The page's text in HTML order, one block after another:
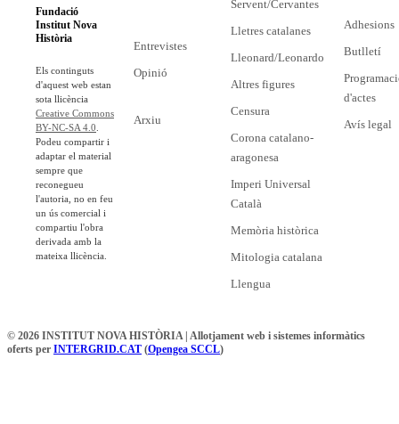
Fundació
Institut Nova
Història
Els continguts
d'aquest web estan
sota llicència
Creative Commons
BY-NC-SA 4.0
Podeu compartir i
adaptar el material
sempre que
reconegueu
l'autoria, no en feu
un ús comercial i
compartiu l'obra
derivada amb la
mateixa llicència.
Entrevistes
Opinió
Arxiu
Servent/Cervantes
Lletres catalanes
Lleonard/Leonardo
Altres figures
Censura
Corona catalano-
aragonesa
Imperi Universal
Català
Memòria històrica
Mitologia catalana
Llengua
Adhesions
Butlletí
d'actes
Avís legal
© 2026 INSTITUT NOVA HISTÒRIA | Allotjament web i sistemes informàtics
oferts per INTERGRID.CAT (Opengea SCCL)